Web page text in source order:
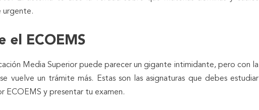
urgente.
el ECOEMS
Media Superior puede parecer un gigante intimidante, pero con la
vuelve un trámite más. Estas son las asignaturas que debes estudiar
ECOEMS y presentar tu examen.